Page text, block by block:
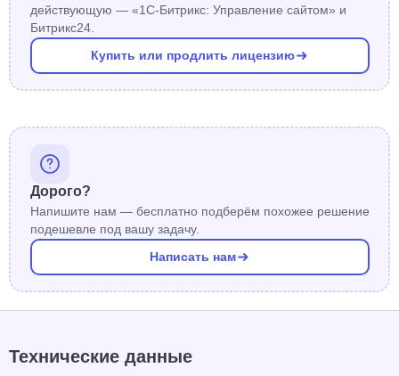
действующую — «1С-Битрикс: Управление сайтом» и
Битрикс24.
Купить или продлить лицензию
Дорого?
Напишите нам — бесплатно подберём похожее решение
подешевле под вашу задачу.
Написать нам
Технические данные